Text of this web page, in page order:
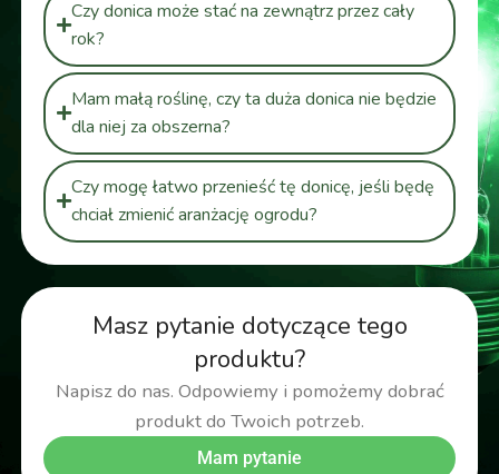
Masz pytanie dotyczące tego
produktu?
Napisz do nas. Odpowiemy i pomożemy dobrać
produkt do Twoich potrzeb.
Mam pytanie
Czy donica może stać na zewnątrz przez cały
rok?
Mam małą roślinę, czy ta duża donica nie będzie
dla niej za obszerna?
Czy mogę łatwo przenieść tę donicę, jeśli będę
chciał zmienić aranżację ogrodu?